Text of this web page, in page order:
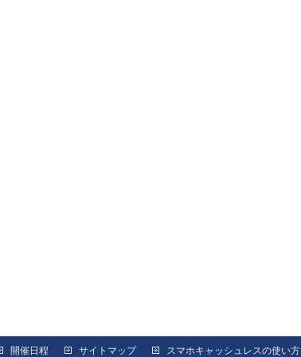
開催日程 サイトマップ スマホキャッシュレスの使い方